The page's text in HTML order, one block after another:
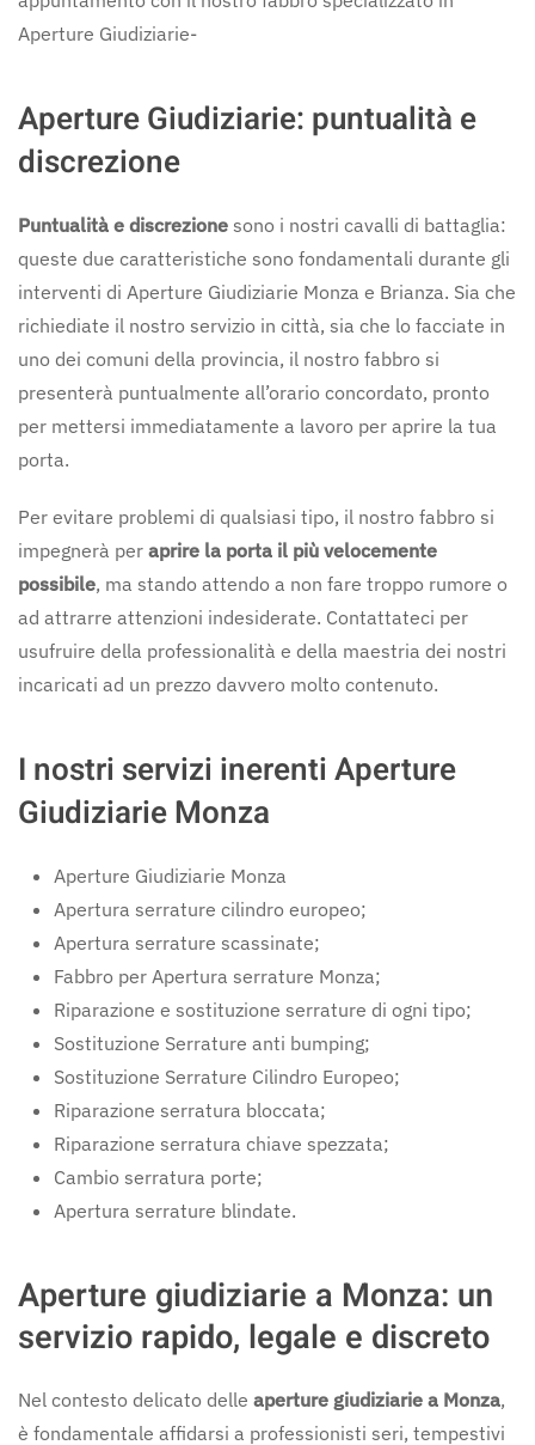
Aperture Giudiziarie-
Aperture Giudiziarie: puntualità e
discrezione
Puntualità e discrezione sono i nostri cavalli di battaglia:
queste due caratteristiche sono fondamentali durante gli
interventi di Aperture Giudiziarie Monza e Brianza. Sia che
richiediate il nostro servizio in città, sia che lo facciate in
uno dei comuni della provincia, il nostro fabbro si
presenterà puntualmente all’orario concordato, pronto
per mettersi immediatamente a lavoro per aprire la tua
porta.
Per evitare problemi di qualsiasi tipo, il nostro fabbro si
impegnerà per aprire la porta il più velocemente
possibile, ma stando attendo a non fare troppo rumore o
ad attrarre attenzioni indesiderate. Contattateci per
usufruire della professionalità e della maestria dei nostri
incaricati ad un prezzo davvero molto contenuto.
I nostri servizi inerenti Aperture
Giudiziarie Monza
Aperture Giudiziarie Monza
Apertura serrature cilindro europeo;
Apertura serrature scassinate;
Fabbro per Apertura serrature Monza;
Riparazione e sostituzione serrature di ogni tipo;
Sostituzione Serrature anti bumping;
Sostituzione Serrature Cilindro Europeo;
Riparazione serratura bloccata;
Riparazione serratura chiave spezzata;
Cambio serratura porte;
Apertura serrature blindate.
Aperture giudiziarie a Monza: un
servizio rapido, legale e discreto
Nel contesto delicato delle aperture giudiziarie a Monza,
è fondamentale affidarsi a professionisti seri, tempestivi